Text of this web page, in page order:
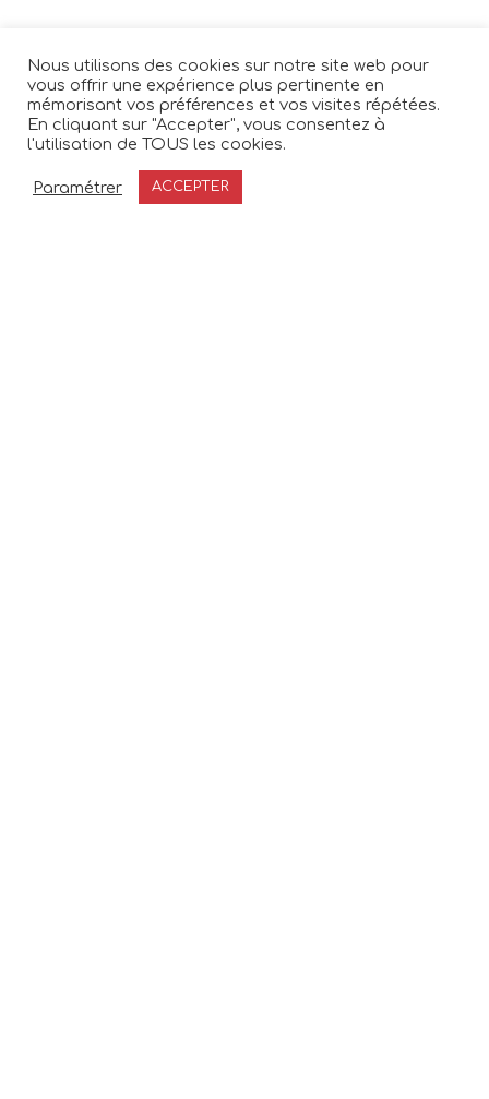
Planifier du temps avec moi
Nous utilisons des cookies sur notre site web pour
vous offrir une expérience plus pertinente en
mémorisant vos préférences et vos visites répétées.
En cliquant sur "Accepter", vous consentez à
l'utilisation de TOUS les cookies.
Paramétrer ACCEPTER